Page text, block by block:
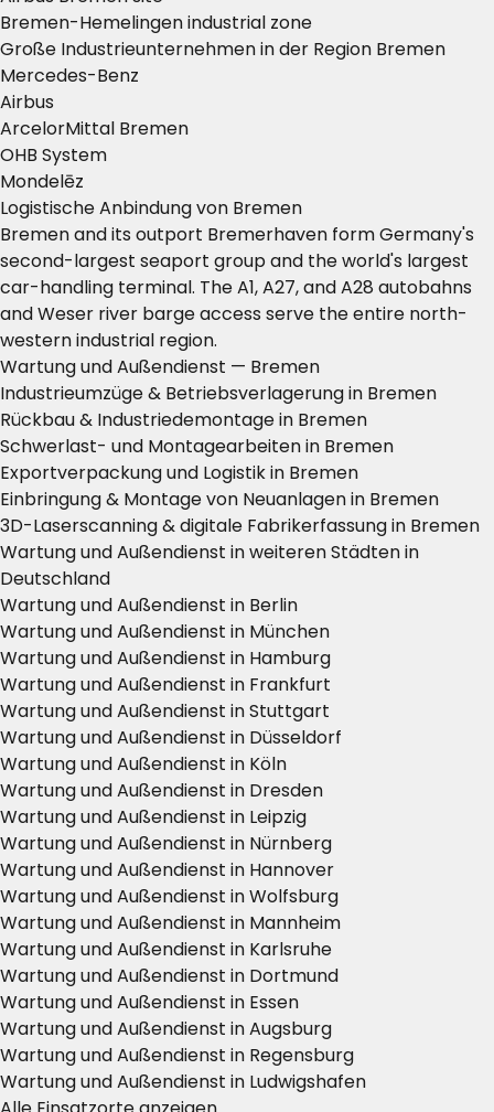
Bremen-Hemelingen industrial zone
Große Industrieunternehmen in der Region Bremen
Mercedes-Benz
Airbus
ArcelorMittal Bremen
OHB System
Mondelēz
Logistische Anbindung von Bremen
Bremen and its outport Bremerhaven form Germany's
second-largest seaport group and the world's largest
car-handling terminal. The A1, A27, and A28 autobahns
and Weser river barge access serve the entire north-
western industrial region.
Wartung und Außendienst — Bremen
Industrieumzüge & Betriebsverlagerung in Bremen
Rückbau & Industriedemontage in Bremen
Schwerlast- und Montagearbeiten in Bremen
Exportverpackung und Logistik in Bremen
Einbringung & Montage von Neuanlagen in Bremen
3D-Laserscanning & digitale Fabrikerfassung in Bremen
Wartung und Außendienst in weiteren Städten in
Deutschland
Wartung und Außendienst in Berlin
Wartung und Außendienst in München
Wartung und Außendienst in Hamburg
Wartung und Außendienst in Frankfurt
Wartung und Außendienst in Stuttgart
Wartung und Außendienst in Düsseldorf
Wartung und Außendienst in Köln
Wartung und Außendienst in Dresden
Wartung und Außendienst in Leipzig
Wartung und Außendienst in Nürnberg
Wartung und Außendienst in Hannover
Wartung und Außendienst in Wolfsburg
Wartung und Außendienst in Mannheim
Wartung und Außendienst in Karlsruhe
Wartung und Außendienst in Dortmund
Wartung und Außendienst in Essen
Wartung und Außendienst in Augsburg
Wartung und Außendienst in Regensburg
Wartung und Außendienst in Ludwigshafen